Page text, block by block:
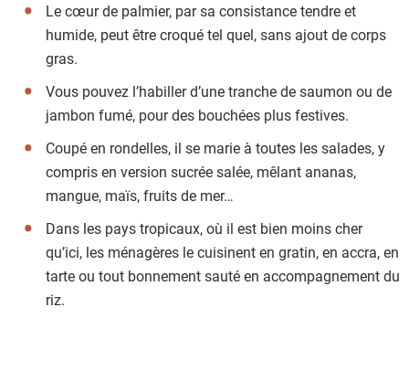
Le cœur de palmier, par sa consistance tendre et
humide, peut être croqué tel quel, sans ajout de corps
gras.
Vous pouvez l’habiller d’une tranche de saumon ou de
jambon fumé, pour des bouchées plus festives.
Coupé en rondelles, il se marie à toutes les salades, y
compris en version sucrée salée, mêlant ananas,
mangue, maïs, fruits de mer…
Dans les pays tropicaux, où il est bien moins cher
qu’ici, les ménagères le cuisinent en gratin, en accra, en
tarte ou tout bonnement sauté en accompagnement du
riz.